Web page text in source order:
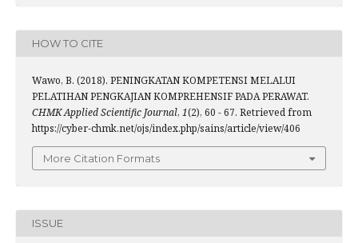
HOW TO CITE
Wawo, B. (2018). PENINGKATAN KOMPETENSI MELALUI
PELATIHAN PENGKAJIAN KOMPREHENSIF PADA PERAWAT.
CHMK Applied Scientific Journal, 1(2), 60 - 67. Retrieved from
https://cyber-chmk.net/ojs/index.php/sains/article/view/406
More Citation Formats
ISSUE